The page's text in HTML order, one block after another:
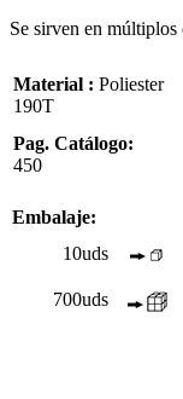
Se sirven en múltiplos
Material : Poliester
190T
Pag. Catálogo:
450
Embalaje:
10uds
700uds